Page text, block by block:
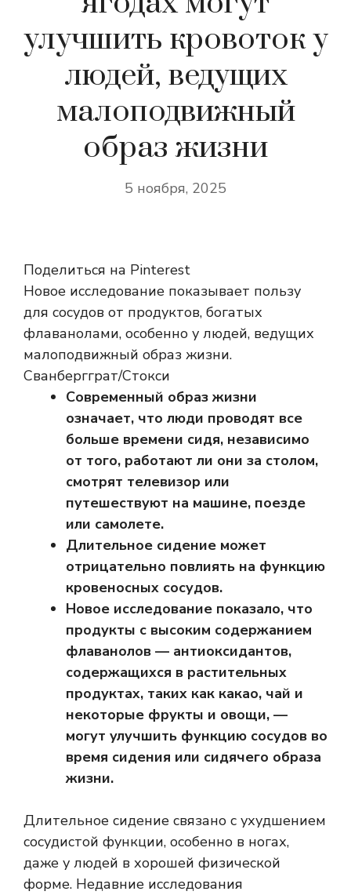
улучшить кровоток у
людей, ведущих
малоподвижный
образ жизни
5 ноября, 2025
Поделиться на Pinterest
Новое исследование показывает пользу
для сосудов от продуктов, богатых
флаванолами, особенно у людей, ведущих
малоподвижный образ жизни.
Сванбергграт/Стокси
Современный образ жизни
означает, что люди проводят все
больше времени сидя, независимо
от того, работают ли они за столом,
смотрят телевизор или
путешествуют на машине, поезде
или самолете.
Длительное сидение может
отрицательно повлиять на функцию
кровеносных сосудов.
Новое исследование показало, что
продукты с высоким содержанием
флаванолов — антиоксидантов,
содержащихся в растительных
продуктах, таких как какао, чай и
некоторые фрукты и овощи, —
могут улучшить функцию сосудов во
время сидения или сидячего образа
жизни.
Длительное сидение связано с ухудшением
сосудистой функции, особенно в ногах,
даже у людей в хорошей физической
форме. Недавние исследования